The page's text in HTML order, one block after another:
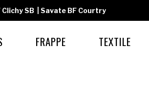
SB Savate BF Courtry
FRAPPE TEXTILE